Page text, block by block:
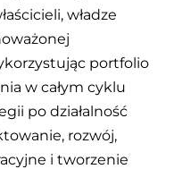
władze
portfolio
w całym cyklu
po działalność
rozwój,
i tworzenie